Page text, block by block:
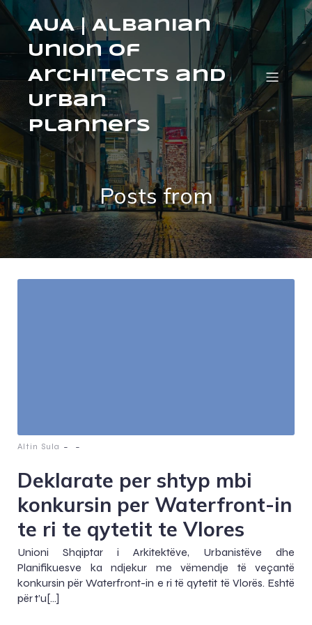
AUA | Albanian
Union of
Architects and
Urban
Planners
Posts from
Altin Sula - -
Deklarate per shtyp mbi
konkursin per Waterfront-in
te ri te qytetit te Vlores
Unioni Shqiptar i Arkitektëve, Urbanistëve dhe
Planifikuesve ka ndjekur me vëmendje të veçantë
konkursin për Waterfront-in e ri të qytetit të Vlorës. Eshtë
për t’u[…]